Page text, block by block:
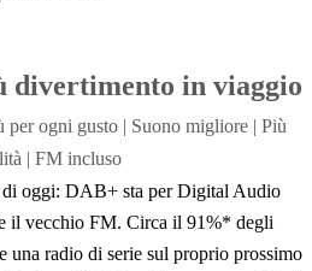
il 4G-LTE.